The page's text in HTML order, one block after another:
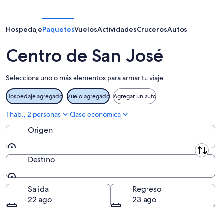
8
-
ago
por
la
noche,
9
-
10
ago
para
el
próximo
fin
semana,
14
ago
HospedajePaquetesVuelosActividadesCrucerosAutos
Centro de San José
Selecciona uno o más elementos para armar tu viaje:
Hospedaje agregado Vuelo agregado Agregar un auto
1 hab., 2 personas Clase económica
Origen
Origen
Destino
Destino
Salida
22 ago
Regreso
23 ago